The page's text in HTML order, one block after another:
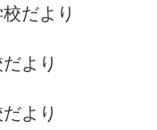
だより
より
より